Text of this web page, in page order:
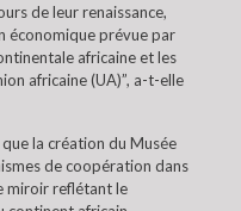
de leur renaissance,
économique prévue par
africaine et les
africaine (UA)”, a-t-elle
la création du Musée
de coopération dans
miroir reflétant le